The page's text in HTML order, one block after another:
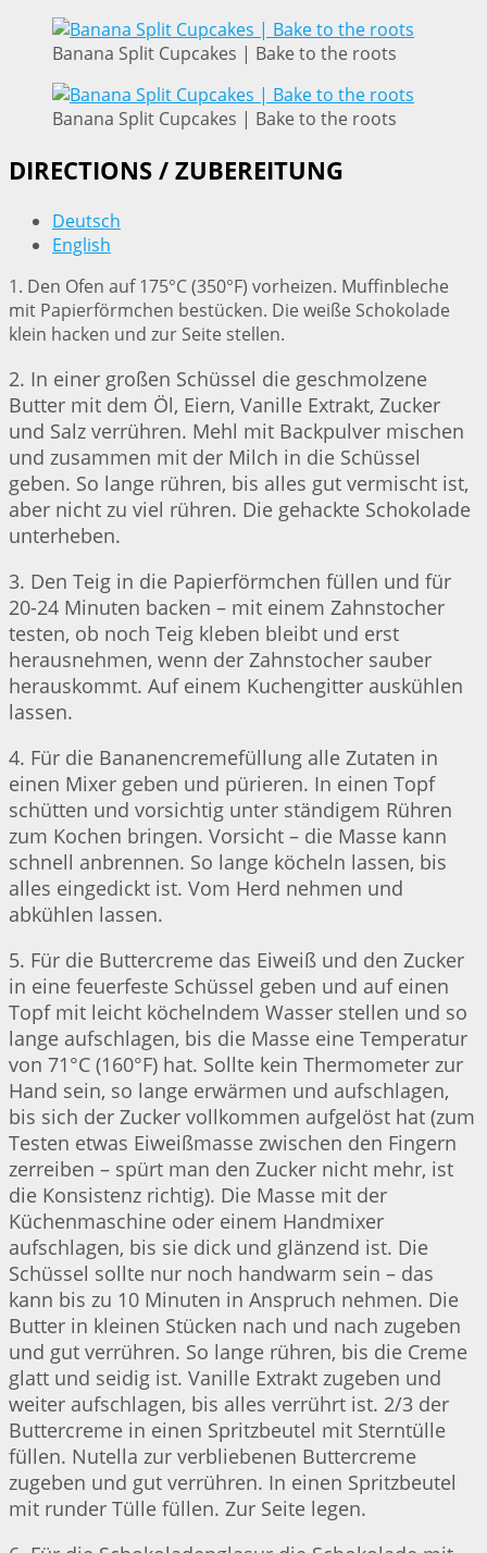
Banana Split Cupcakes | Bake to the roots
Banana Split Cupcakes | Bake to the roots
DIRECTIONS / ZUBEREITUNG
Deutsch
English
1. Den Ofen auf 175°C (350°F) vorheizen. Muffinbleche
mit Papierförmchen bestücken. Die weiße Schokolade
klein hacken und zur Seite stellen.
2. In einer großen Schüssel die geschmolzene
Butter mit dem Öl, Eiern, Vanille Extrakt, Zucker
und Salz verrühren. Mehl mit Backpulver mischen
und zusammen mit der Milch in die Schüssel
geben. So lange rühren, bis alles gut vermischt ist,
aber nicht zu viel rühren. Die gehackte Schokolade
unterheben.
3. Den Teig in die Papierförmchen füllen und für
20-24 Minuten backen – mit einem Zahnstocher
testen, ob noch Teig kleben bleibt und erst
herausnehmen, wenn der Zahnstocher sauber
herauskommt. Auf einem Kuchengitter auskühlen
lassen.
4. Für die Bananencremefüllung alle Zutaten in
einen Mixer geben und pürieren. In einen Topf
schütten und vorsichtig unter ständigem Rühren
zum Kochen bringen. Vorsicht – die Masse kann
schnell anbrennen. So lange köcheln lassen, bis
alles eingedickt ist. Vom Herd nehmen und
abkühlen lassen.
5. Für die Buttercreme das Eiweiß und den Zucker
in eine feuerfeste Schüssel geben und auf einen
Topf mit leicht köchelndem Wasser stellen und so
lange aufschlagen, bis die Masse eine Temperatur
von 71°C (160°F) hat. Sollte kein Thermometer zur
Hand sein, so lange erwärmen und aufschlagen,
bis sich der Zucker vollkommen aufgelöst hat (zum
Testen etwas Eiweißmasse zwischen den Fingern
zerreiben – spürt man den Zucker nicht mehr, ist
die Konsistenz richtig). Die Masse mit der
Küchenmaschine oder einem Handmixer
aufschlagen, bis sie dick und glänzend ist. Die
Schüssel sollte nur noch handwarm sein – das
kann bis zu 10 Minuten in Anspruch nehmen. Die
Butter in kleinen Stücken nach und nach zugeben
und gut verrühren. So lange rühren, bis die Creme
glatt und seidig ist. Vanille Extrakt zugeben und
weiter aufschlagen, bis alles verrührt ist. 2/3 der
Buttercreme in einen Spritzbeutel mit Sterntülle
füllen. Nutella zur verbliebenen Buttercreme
zugeben und gut verrühren. In einen Spritzbeutel
mit runder Tülle füllen. Zur Seite legen.